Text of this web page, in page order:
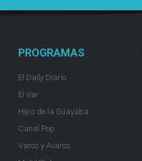
PROGRAMAS
El Daily Diario
El Var
Hijos de la Guayaba
Canal Pop
Varos y Avaros